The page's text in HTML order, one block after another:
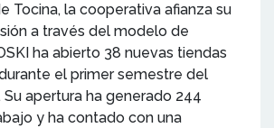
Tocina, la cooperativa afianza su
a través del modelo de
ha abierto 38 nuevas tiendas
el primer semestre del
Su apertura ha generado 244
y ha contado con una